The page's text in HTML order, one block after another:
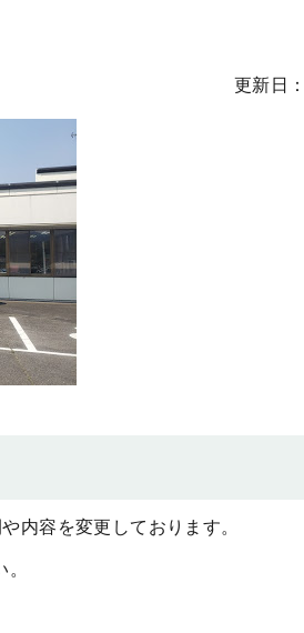
更新日
内容を変更しております。